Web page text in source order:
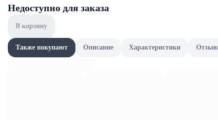
Недоступно для заказа
В корзину
Также покупают Описание Характеристики